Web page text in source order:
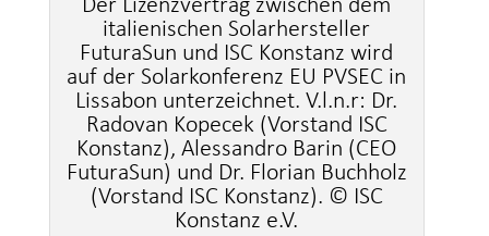
Der Lizenzvertrag zwischen dem
italienischen Solarhersteller
FuturaSun und ISC Konstanz wird
auf der Solarkonferenz EU PVSEC in
Lissabon unterzeichnet. V.l.n.r: Dr.
Radovan Kopecek (Vorstand ISC
Konstanz), Alessandro Barin (CEO
FuturaSun) und Dr. Florian Buchholz
(Vorstand ISC Konstanz). © ISC
Konstanz e.V.